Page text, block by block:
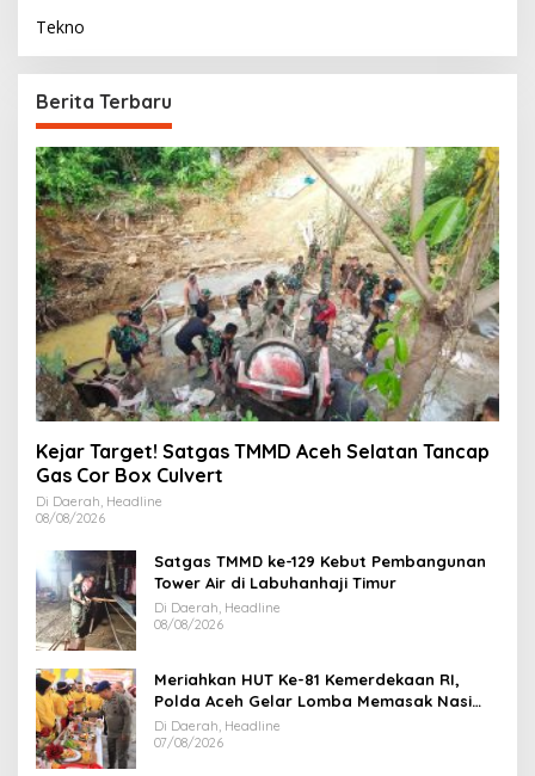
Tekno
Berita Terbaru
Kejar Target! Satgas TMMD Aceh Selatan Tancap
Gas Cor Box Culvert
Di Daerah, Headline
08/08/2026
Satgas TMMD ke-129 Kebut Pembangunan
Tower Air di Labuhanhaji Timur
Di Daerah, Headline
08/08/2026
Meriahkan HUT Ke-81 Kemerdekaan RI,
Polda Aceh Gelar Lomba Memasak Nasi
Goreng dan Aneka Minuman
Di Daerah, Headline
07/08/2026